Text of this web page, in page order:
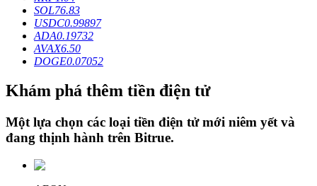
Khoản vay
SOL76.83
USDC0.99897
ADA0.19732
AVAX6.50
DOGE0.07052
Khám phá thêm tiền điện tử
Một lựa chọn các loại tiền điện tử mới niêm yết và
đang thịnh hành trên Bitrue.